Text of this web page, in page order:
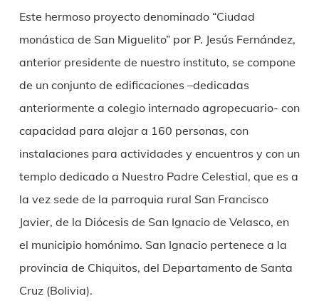
Este hermoso proyecto denominado “Ciudad
monástica de San Miguelito” por P. Jesús Fernández,
anterior presidente de nuestro instituto, se compone
de un conjunto de edificaciones –dedicadas
anteriormente a colegio internado agropecuario- con
capacidad para alojar a 160 personas, con
instalaciones para actividades y encuentros y con un
templo dedicado a Nuestro Padre Celestial, que es a
la vez sede de la parroquia rural San Francisco
Javier, de la Diócesis de San Ignacio de Velasco, en
el municipio homónimo. San Ignacio pertenece a la
provincia de Chiquitos, del Departamento de Santa
Cruz (Bolivia).